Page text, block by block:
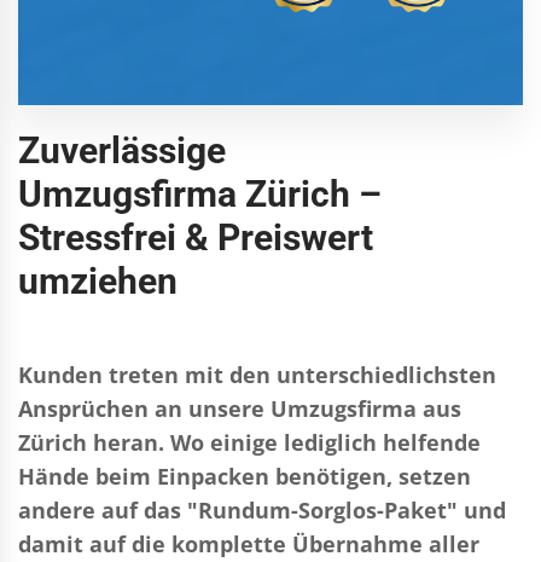
Zuverlässige
Umzugsfirma Zürich –
Stressfrei & Preiswert
umziehen
Kunden treten mit den unterschiedlichsten
Ansprüchen an unsere Umzugsfirma aus
Zürich heran. Wo einige lediglich helfende
Hände beim Einpacken benötigen, setzen
andere auf das "Rundum-Sorglos-Paket" und
damit auf die komplette Übernahme aller